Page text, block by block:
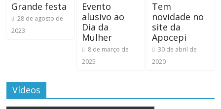
Grande festa
28 de agosto de
2023
Evento
alusivo ao
Dia da
Mulher
8 de março de
2025
Tem
novidade no
site da
Apocepi
30 de abril de
2020
Vídeos